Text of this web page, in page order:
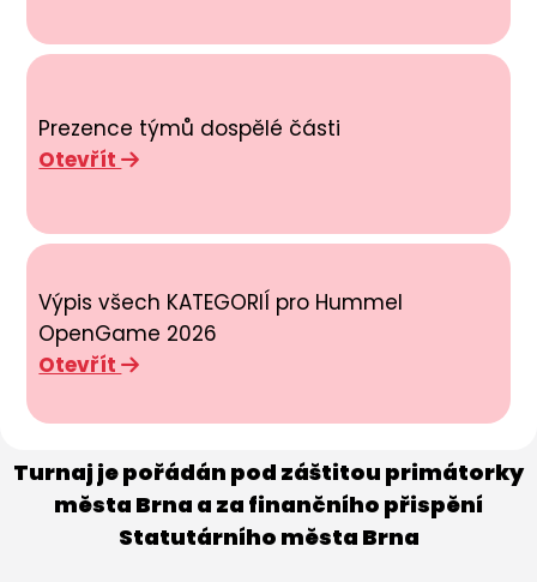
Prezence týmů dospělé části
Otevřít
Výpis všech KATEGORIÍ pro Hummel
OpenGame 2026
Otevřít
Turnaj je pořádán pod záštitou primátorky
města Brna a za finančního přispění
Statutárního města Brna